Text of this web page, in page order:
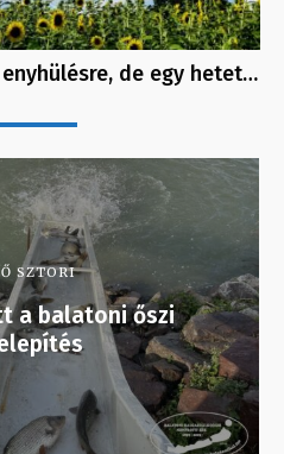
de egy hetet…
SZTORI
a balatoni őszi